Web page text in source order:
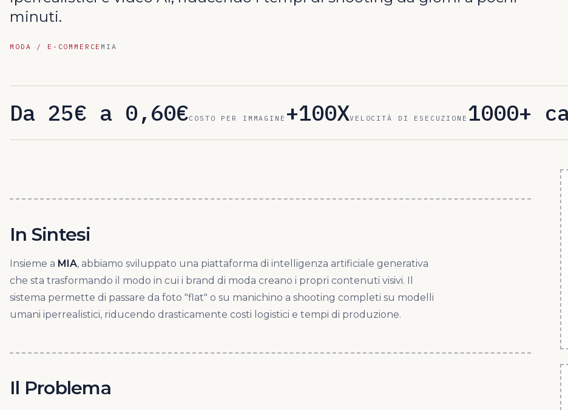
minuti.
MODA / E-COMMERCE MIA
Da 25€ a 0,60€COSTO PER IMMAGINE +100XVELOCITÀ DI ESECUZIONE 1000+
In Sintesi
Insieme a MIA, abbiamo sviluppato una piattaforma di intelligenza artificiale generativa
che sta trasformando il modo in cui i brand di moda creano i propri contenuti visivi. Il
sistema permette di passare da foto "flat" o su manichino a shooting completi su modelli
umani iperrealistici, riducendo drasticamente costi logistici e tempi di produzione.
Il Problema